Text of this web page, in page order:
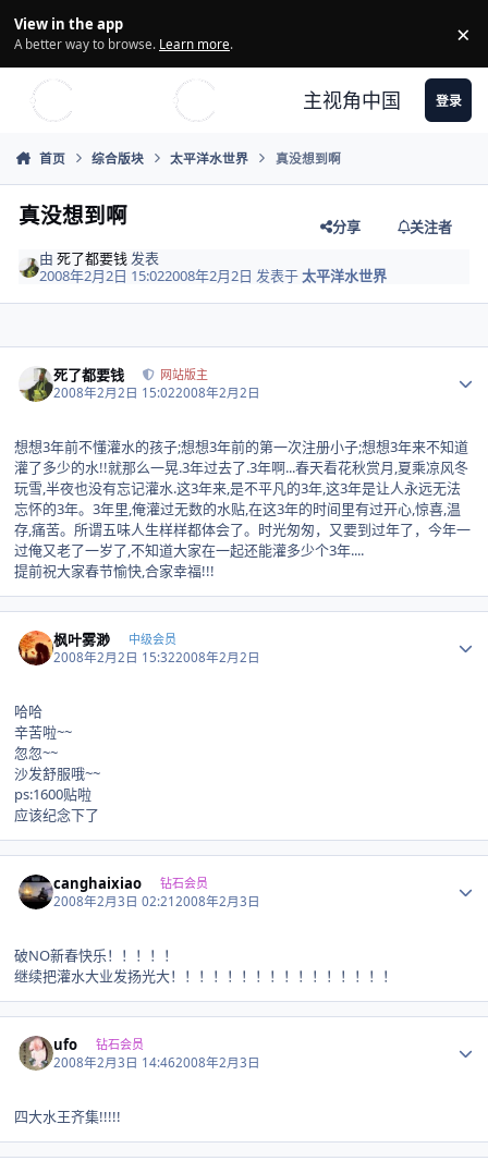
View in the app
A better way to browse. Learn more. ×
主视角中国 登录
首页 综合版块 太平洋水世界 真没想到啊
真没想到啊 分享
关注者
由死了都要钱 发表
2008年2月2日 15:022008年2月2日 发表于太平洋水世界
死了都要钱 网站版主
2008年2月2日 15:022008年2月2日
想想3年前不懂灌水的孩子;想想3年前的第一次注册小子;想想3年来不知道
灌了多少的水!!就那么一晃.3年过去了.3年啊...春天看花秋赏月,夏乘凉风冬
玩雪,半夜也没有忘记灌水.这3年来,是不平凡的3年,这3年是让人永远无法
忘怀的3年。3年里,俺灌过无数的水贴,在这3年的时间里有过开心,惊喜,温
存,痛苦。所谓五味人生样样都体会了。时光匆匆，又要到过年了，今年一
过俺又老了一岁了,不知道大家在一起还能灌多少个3年....
提前祝大家春节愉快,合家幸福!!!
枫叶雾渺 中级会员
2008年2月2日 15:322008年2月2日
哈哈
辛苦啦~~
忽忽~~
沙发舒服哦~~
ps:1600贴啦
应该纪念下了
canghaixiao 钻石会员
2008年2月3日 02:212008年2月3日
破NO新春快乐！！！！！
继续把灌水大业发扬光大！！！！！！！！！！！！！！！！
ufo 钻石会员
2008年2月3日 14:462008年2月3日
四大水王齐集!!!!!